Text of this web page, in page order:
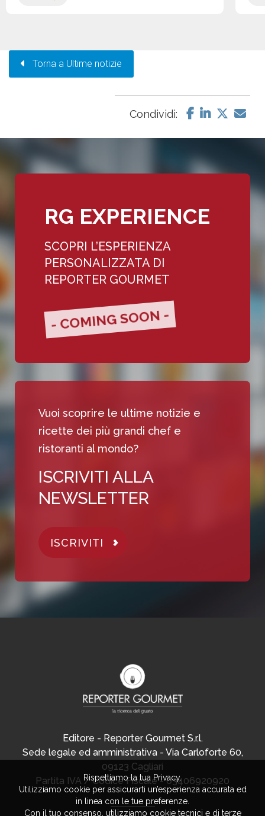
Torna a Ultime notizie
Condividi:
RG EXPERIENCE
SCOPRI L’ESPERIENZA
PERSONALIZZATA DI
REPORTER GOURMET
- COMING SOON -
Vuoi scoprire le ultime notizie e
ricette dei più grandi chef e
ristoranti al mondo?
ISCRIVITI ALLA
NEWSLETTER
ISCRIVITI
Editore - Reporter Gourmet S.r.l.
Sede legale ed amministrativa - Via Carloforte 60,
09123 Cagliari
Partita IVA / Codice Fiscale - 03406920920
Rispettiamo la tua Privacy.
Utilizziamo cookie per assicurarti un’esperienza accurata ed
in linea con le tue preferenze.
Con il tuo consenso, utilizziamo cookie tecnici e di terze